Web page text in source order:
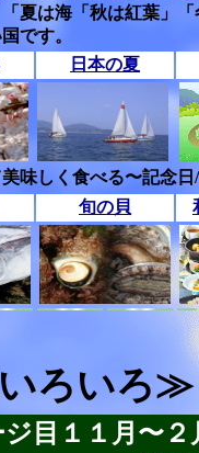
夏は海「秋は紅葉」
です。
日本の夏
味しく食べる〜記念
旬の貝
ろいろ≫
ジ目１１月〜